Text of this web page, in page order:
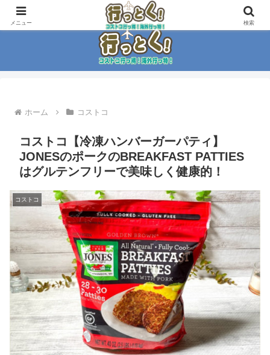
コストコ大好き家族がイチ押商品紹介！！
ホーム コストコ
コストコ【冷凍ハンバーガーパティ】
JONESのポークのBREAKFAST PATTIES
はグルテンフリーで美味しく健康的！
コストコ
メニュー 検索